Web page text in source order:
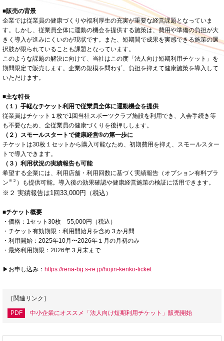
■販売の背景
企業では従業員の健康づくりや福利厚生の充実が重要な経営課題となっていま
す。しかし、従業員全体に運動の機会を提供する施策は、費用や準備の負担が大
きく導入が進みにくいのが現状です。また、短期間で成果を実感できる施策の選
択肢が限られていることも課題となっています。
このような課題の解決に向けて、当社はこの度「法人向け短期利用チケット」を
期間限定で販売します。企業の規模を問わず、負担を抑えて健康施策を導入して
いただけます。
■主な特長
（１）手軽なチケット利用で従業員全体に運動機会を提供
従業員はチケット１枚で1回当社スポーツクラブ施設を利用でき、入会手続き等
も不要なため、全従業員の健康づくりを後押しします。
（２）スモールスタートで健康経営®の第一歩に
チケットは30枚１セットから購入可能なため、初期費用を抑え、スモールスター
トで導入できます。
（３）利用状況の実績報告も可能
希望する企業には、利用店舗・利用回数に基づく実績報告（オプション有料プラ
ン ※２ ）も提供可能。導入後の効果確認や健康経営施策の検証に活用できます。
※２ 実績報告は1回33,000円（税込 ）
■チケット概要
・価格：1セット30枚 55,000円（税込）
・チケット有効期限：利用開始月を含め３か月間
・利用開始：2025年10月〜2026年１月の月初のみ
・最終利用期限：2026年３月末まで
▶お申し込み： https://rena-bg.s-re.jp/hojin-kenko-ticket
［関連リンク］
PDF 中小企業にオススメ「法人向け短期利用チケット」販売開始